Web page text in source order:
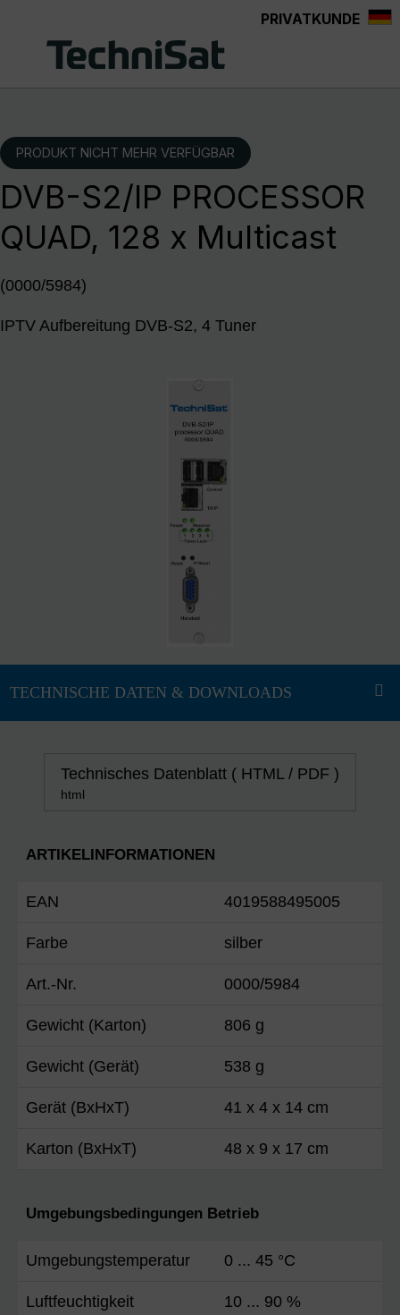
PRIVATKUNDE
PRODUKT NICHT MEHR VERFÜGBAR
DVB-S2/IP PROCESSOR
QUAD, 128 x Multicast
(0000/5984)
IPTV Aufbereitung DVB-S2, 4 Tuner
Technisches Datenblatt ( HTML / PDF )
html
ARTIKELINFORMATIONEN
EAN 4019588495005
Farbe silber
Art.-Nr. 0000/5984
Gewicht (Karton) 806 g
Gewicht (Gerät) 538 g
Gerät (BxHxT) 41 x 4 x 14 cm
Karton (BxHxT) 48 x 9 x 17 cm
Umgebungsbedingungen Betrieb
Umgebungstemperatur 0 ... 45 °C
Luftfeuchtigkeit 10 ... 90 %